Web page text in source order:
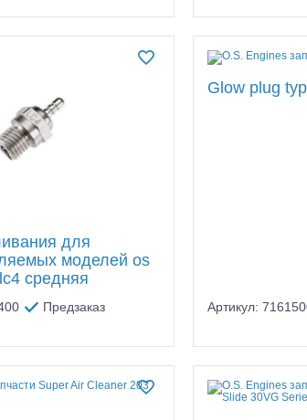
для
моделей os
средняя
Предзаказ
Glow plug
Артикул: